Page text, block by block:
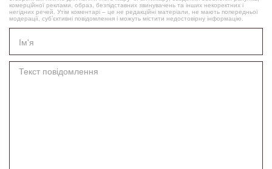
комерційної реклами, образ, безпідставних звинувачень та інших некоректних і
негідних речей. Утім коментарі – це не редакційні матеріали, не мають попередньої
модерації, суб’єктивні повідомлення і можуть містити недостовірну інформацію.